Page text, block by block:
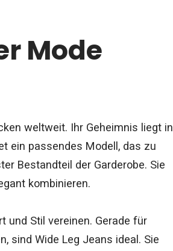
Mode
weltweit. Ihr Geheimnis liegt in
ein passendes Modell, das zu
Bestandteil der Garderobe. Sie
kombinieren.
und Stil vereinen. Gerade für
sind Wide Leg Jeans ideal. Sie